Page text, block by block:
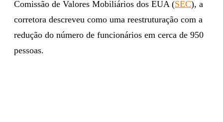
Comissão de Valores Mobiliários dos EUA (SEC), a
corretora descreveu como uma reestruturação com a
redução do número de funcionários em cerca de 950
pessoas.